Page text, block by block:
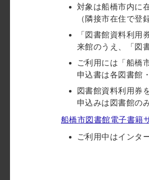
対象は船橋市内に
（隣接市在住で登
「図書館資料利用
来館のうえ、「図
ご利用には「船橋
申込書は各図書館
図書館資料利用券
申込みは図書館の
船橋市図書館電子書籍
ご利用中はインタ